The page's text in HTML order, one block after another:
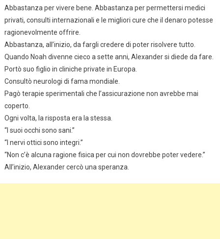
Abbastanza per vivere bene. Abbastanza per permettersi medici
privati, consulti internazionali e le migliori cure che il denaro potesse
ragionevolmente offrire.
Abbastanza, all’inizio, da fargli credere di poter risolvere tutto.
Quando Noah divenne cieco a sette anni, Alexander si diede da fare.
Portò suo figlio in cliniche private in Europa.
Consultò neurologi di fama mondiale.
Pagò terapie sperimentali che l’assicurazione non avrebbe mai
coperto.
Ogni volta, la risposta era la stessa.
“I suoi occhi sono sani.”
“I nervi ottici sono integri.”
“Non c’è alcuna ragione fisica per cui non dovrebbe poter vedere.”
All’inizio, Alexander cercò una speranza.